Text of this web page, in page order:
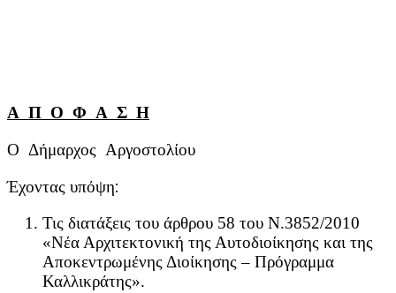
Α Π Ο Φ Α Σ Η
Ο Δήμαρχος Αργοστολίου
Έχοντας υπόψη:
Τις διατάξεις του άρθρου 58 του Ν.3852/2010
«Νέα Αρχιτεκτονική της Αυτοδιοίκησης και της
Αποκεντρωμένης Διοίκησης – Πρόγραμμα
Καλλικράτης».